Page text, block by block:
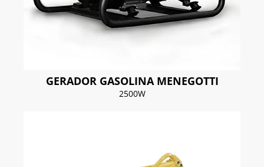
GERADOR GASOLINA MENEGOTTI
2500W